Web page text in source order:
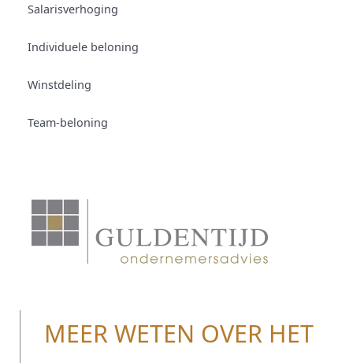
Salarisverhoging
Individuele beloning
Winstdeling
Team-beloning
MEER WETEN OVER HET